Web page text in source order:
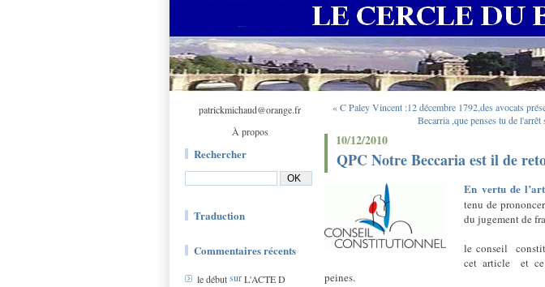
patrickmichaud@orange.fr
À propos
Rechercher
Traduction
Commentaires récents
le débutsurL'ACTE D
« C Paley Vincent :12 décembre 1792,des avocats
Becarria ,que penses tu de
10/12/2010
QPC Notre Beccaria est il de
En vertu de
tenu de
du jugement de
le conseil
cet article
et
peines.